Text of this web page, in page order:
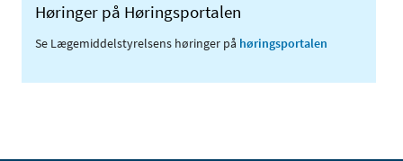
Høringer på Høringsportalen
Se Lægemiddelstyrelsens høringer på høringsportalen